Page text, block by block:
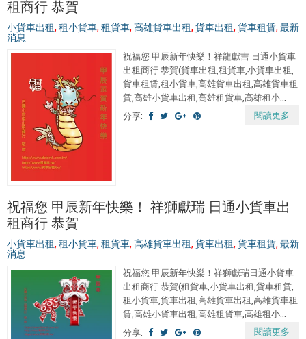
租商行 恭賀
小貨車出租, 租小貨車, 租貨車, 高雄貨車出租, 貨車出租, 貨車租賃, 最新
消息
祝福您 甲辰新年快樂！祥龍獻吉 日通小貨車
出租商行 恭賀(貨車出租,租貨車,小貨車出租,
貨車租賃,租小貨車,高雄貨車出租,高雄貨車租
賃,高雄小貨車出租,高雄租貨車,高雄租小...
分享:
閱讀更多
祝福您 甲辰新年快樂！ 祥獅獻瑞 日通小貨車出
租商行 恭賀
小貨車出租, 租小貨車, 租貨車, 高雄貨車出租, 貨車出租, 貨車租賃, 最新
消息
祝福您 甲辰新年快樂！祥獅獻瑞日通小貨車
出租商行 恭賀(租貨車,小貨車出租,貨車租賃,
租小貨車,貨車出租,高雄貨車出租,高雄貨車租
賃,高雄小貨車出租,高雄租貨車,高雄租小...
分享:
閱讀更多